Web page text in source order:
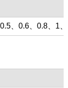
、0.6、0.8、1